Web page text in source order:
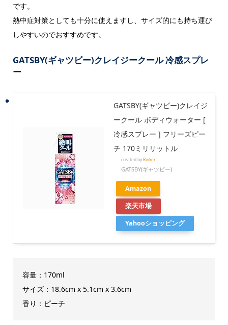
です。
熱中症対策としても十分に使えますし、サイズ的にも持ち運び
しやすいのでおすすめです。
GATSBY(ギャツビー)クレイジークール 冷感スプレ
ー
GATSBY(ギャツビー)クレイジ
ークール ボディウォーター [
冷感スプレー ] フリーズピー
チ 170ミリリットル
created byRinker
GATSBY(ギャツビー)
Amazon
楽天市場
Yahooショッピング
容量：170ml
サイズ：‎18.6cm x 5.1cm x 3.6cm
香り：ピーチ